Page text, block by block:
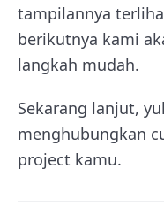
tampilannya
berikutnya kami
langkah mudah.
Sekarang lanjut,
menghubungkan
project kamu.